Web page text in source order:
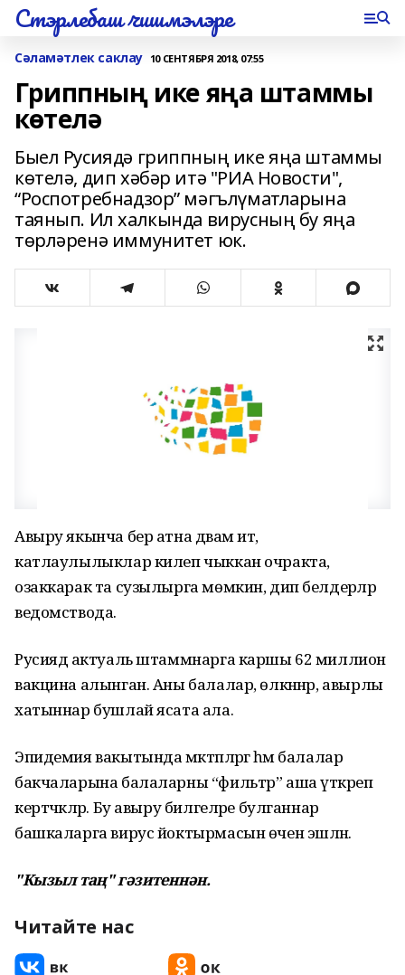
Стэрлебаш чишмэлэре
Сәламәтлек саклау 10 СЕНТЯБРЯ 2018, 07:55
Гриппның ике яңа штаммы
көтелә
Быел Русиядә гриппның ике яңа штаммы
көтелә, дип хәбәр итә "РИА Новости",
“Роспотребнадзор” мәгълүматларына
таянып. Ил халкында вирусның бу яңа
төрләренә иммунитет юк.
Авыру якынча бер атна дәвам итә,
катлаулылыклар килеп чыккан очракта,
озаккарак та сузылырга мөмкин, дип белдерәләр
ведомствода.
Русиядә актуаль штаммнарга каршы 62 миллион
вакцина алынган. Аны балалар, өлкәннәр, авырлы
хатыннар бушлай ясата ала.
Эпидемия вакытында мәктәпләргә һәм балалар
бакчаларына балаларны “фильтр” аша үткәреп
кертәчәкләр. Бу авыру билгеләре булганнар
башкаларга вирус йоктырмасын өчен эшләнә.
"Кызыл таң" гәзитеннән.
Читайте нас